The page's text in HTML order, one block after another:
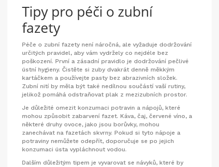
Tipy pro péči o zubní
fazety
Péče o zubní fazety není náročná, ale vyžaduje dodržování
určitých pravidel, aby vám vydržely co nejdéle bez
poškození. První a zásadní pravidlo je dodržování pečlivé
ústní hygieny. Čistěte si zuby dvakrát denně měkkým
kartáčkem a používejte pasty bez abrazivních složek.
Zubní nití by měla být také nedílnou součástí vaší rutiny,
jelikož pomáhá odstraňovat plak z mezizubních prostor.
Je důležité omezit konzumaci potravin a nápojů, které
mohou způsobit zabarvení fazet. Káva, čaj, červené víno, a
některé druhy ovoce, jako jsou borůvky, mohou
zanechávat na fazetách skvrny. Pokud si tyto nápoje a
potraviny nemůžete odepřít, doporučuje se po jejich
konzumaci ústa vypláchnout vodou.
Dalším důležitým tipem je vyvarovat se návyků, které by